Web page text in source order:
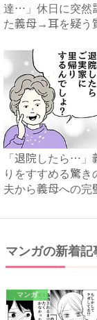
達…」休日に突然
た義母→耳を疑う
「退院したら…」
りをすすめる驚き
夫から義母への完
マンガの新着記
マンガ